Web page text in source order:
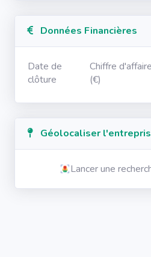
Données Financières
Date de
clôture
Chiffre
(€)
Géolocaliser
Lancer une